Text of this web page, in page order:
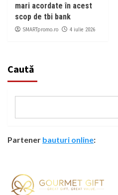
mari acordate în acest
scop de tbi bank
SMARTpromo.ro 4 iulie 2026
Caută
Partener bauturi online: